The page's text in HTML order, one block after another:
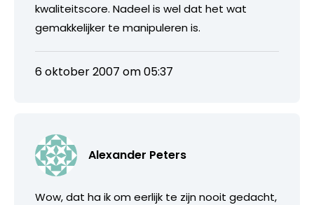
kwaliteitscore. Nadeel is wel dat het wat
gemakkelijker te manipuleren is.
6 oktober 2007 om 05:37
Alexander Peters
Wow, dat ha ik om eerlijk te zijn nooit gedacht,